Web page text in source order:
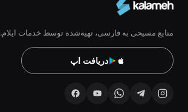
منابع مسیحی به فارسی، تهیه‌شده توسط خدمات ایلام.
دریافت اپ